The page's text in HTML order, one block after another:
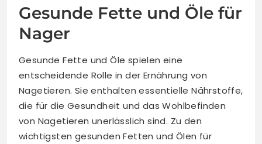
Gesunde Fette und Öle für
Nager
Gesunde Fette und Öle spielen eine
entscheidende Rolle in der Ernährung von
Nagetieren. Sie enthalten essentielle Nährstoffe,
die für die Gesundheit und das Wohlbefinden
von Nagetieren unerlässlich sind. Zu den
wichtigsten gesunden Fetten und Ölen für